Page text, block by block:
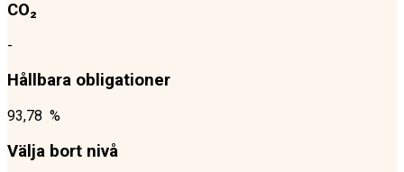
CO₂
-
Hållbara obligationer
93,78 %
Välja bort nivå